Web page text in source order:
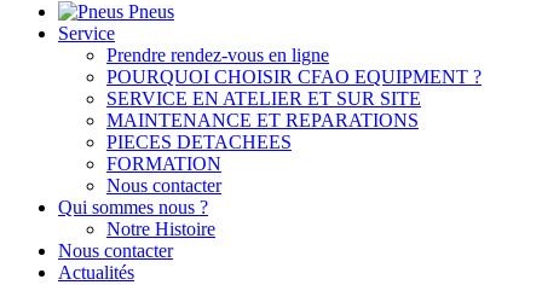
Pneus
Service
Prendre rendez-vous en ligne
POURQUOI CHOISIR CFAO EQUIPMENT ?
SERVICE EN ATELIER ET SUR SITE
MAINTENANCE ET REPARATIONS
PIECES DETACHEES
FORMATION
Nous contacter
Qui sommes nous ?
Notre Histoire
Nous contacter
Actualités